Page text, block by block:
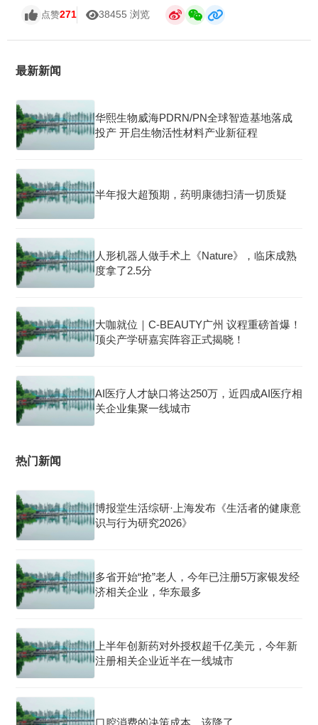
点赞271 38455 浏览
最新新闻
华熙生物威海PDRN/PN全球智造基地落成
投产 开启生物活性材料产业新征程
半年报大超预期，药明康德扫清一切质疑
人形机器人做手术上《Nature》，临床成熟
度拿了2.5分
大咖就位｜C-BEAUTY广州 议程重磅首爆！
顶尖产学研嘉宾阵容正式揭晓！
AI医疗人才缺口将达250万，近四成AI医疗相
关企业集聚一线城市
热门新闻
博报堂生活综研·上海发布《生活者的健康意
识与行为研究2026》
多省开始“抢”老人，今年已注册5万家银发经
济相关企业，华东最多
上半年创新药对外授权超千亿美元，今年新
注册相关企业近半在一线城市
口腔消费的决策成本，该降了